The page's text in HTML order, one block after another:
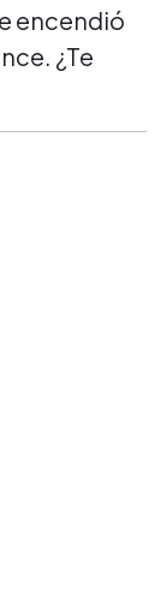
encendió
¿Te